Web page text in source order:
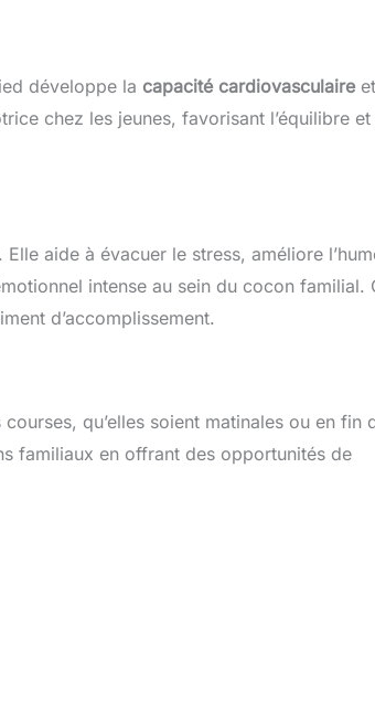
développe la capacité cardiovasculaireet
chez les jeunes, favorisant l’équilibre et
aide à évacuer le stress, améliore
intense au sein du cocon familial.
d’accomplissement.
qu’elles soient matinales ou en fin
familiaux en offrant des opportunités de